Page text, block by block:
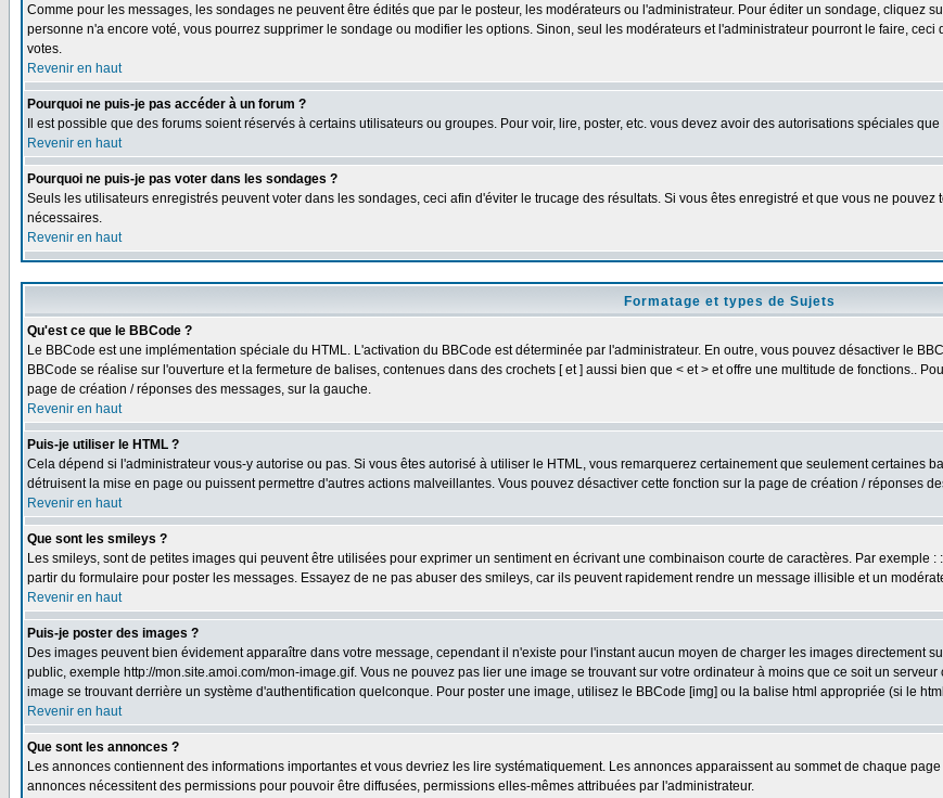
Comme pour les messages, les sondages ne peuvent être édités que par le posteur, les modérateurs ou l'administrateur. Pour éditer un sondage, cliquez
personne n'a encore voté, vous pourrez supprimer le sondage ou modifier les options. Sinon, seul les modérateurs et l'administrateur pourront le faire,
votes.
Revenir en haut
Pourquoi ne puis-je pas accéder à un forum ?
Il est possible que des forums soient réservés à certains utilisateurs ou groupes. Pour voir, lire, poster, etc. vous devez avoir des autorisations spéciales
Revenir en haut
Pourquoi ne puis-je pas voter dans les sondages ?
Seuls les utilisateurs enregistrés peuvent voter dans les sondages, ceci afin d'éviter le trucage des résultats. Si vous êtes enregistré et que vous ne
nécessaires.
Revenir en haut
Formatage et types de Sujets
Qu'est ce que le BBCode ?
Le BBCode est une implémentation spéciale du HTML. L'activation du BBCode est déterminée par l'administrateur. En outre, vous pouvez désactiver le
BBCode se réalise sur l'ouverture et la fermeture de balises, contenues dans des crochets [ et ] aussi bien que < et > et offre une multitude de fonctions..
page de création / réponses des messages, sur la gauche.
Revenir en haut
Puis-je utiliser le HTML ?
Cela dépend si l'administrateur vous-y autorise ou pas. Si vous êtes autorisé à utiliser le HTML, vous remarquerez certainement que seulement certaines
détruisent la mise en page ou puissent permettre d'autres actions malveillantes. Vous pouvez désactiver cette fonction sur la page de création / réponses
Revenir en haut
Que sont les smileys ?
Les smileys, sont de petites images qui peuvent être utilisées pour exprimer un sentiment en écrivant une combinaison courte de caractères. Par exemple
partir du formulaire pour poster les messages. Essayez de ne pas abuser des smileys, car ils peuvent rapidement rendre un message illisible et un
Revenir en haut
Puis-je poster des images ?
Des images peuvent bien évidement apparaître dans votre message, cependant il n'existe pour l'instant aucun moyen de charger les images directement
public, exemple http://mon.site.amoi.com/mon-image.gif. Vous ne pouvez pas lier une image se trouvant sur votre ordinateur à moins que ce soit un
image se trouvant derrière un système d'authentification quelconque. Pour poster une image, utilisez le BBCode [img] ou la balise html appropriée (si le
Revenir en haut
Que sont les annonces ?
Les annonces contiennent des informations importantes et vous devriez les lire systématiquement. Les annonces apparaissent au sommet de chaque
annonces nécessitent des permissions pour pouvoir être diffusées, permissions elles-mêmes attribuées par l'administrateur.